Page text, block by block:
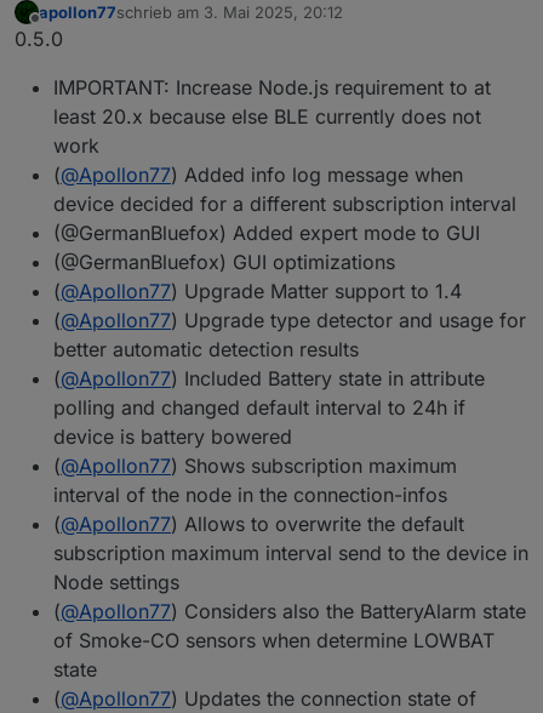
Offline
apollon77schrieb am 3. Mai 2025, 20:12
zuletzt editiert von
0.5.0
IMPORTANT: Increase Node.js requirement to at
least 20.x because else BLE currently does not
work
(@Apollon77) Added info log message when
device decided for a different subscription interval
(@GermanBluefox) Added expert mode to GUI
(@GermanBluefox) GUI optimizations
(@Apollon77) Upgrade Matter support to 1.4
(@Apollon77) Upgrade type detector and usage for
better automatic detection results
(@Apollon77) Included Battery state in attribute
polling and changed default interval to 24h if
device is battery bowered
(@Apollon77) Shows subscription maximum
interval of the node in the connection-infos
(@Apollon77) Allows to overwrite the default
subscription maximum interval send to the device in
Node settings
(@Apollon77) Considers also the BatteryAlarm state
of Smoke-CO sensors when determine LOWBAT
state
(@Apollon77) Updates the connection state of